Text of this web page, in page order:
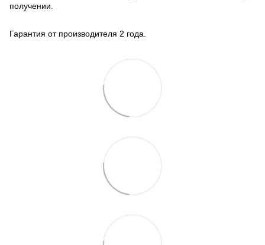
получении.
Гарантия от производителя 2 года.